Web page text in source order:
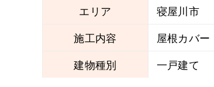
エリア
寝屋川市
施工内容
屋根カバー
建物種別
一戸建て